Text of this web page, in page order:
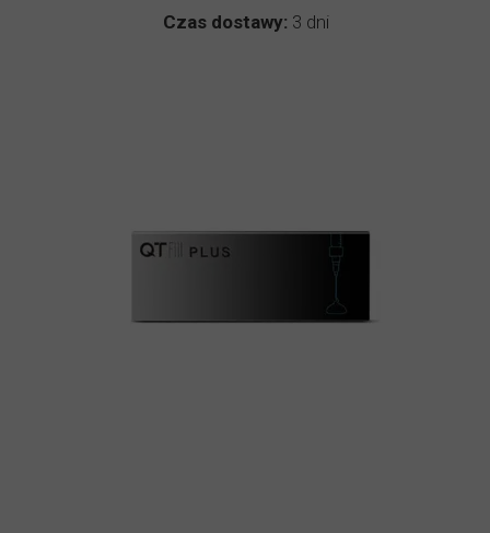
Czas dostawy: 3 dni